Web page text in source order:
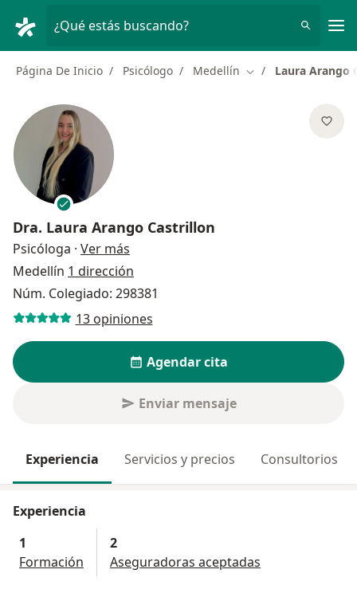
¿Qué estás buscando?
Página De Inicio Psicólogo Medellín Cambiar de ciudad
Laura Arango
Dra. Laura Arango Castrillon
Psicóloga · Ver más
Medellín 1 dirección
Núm. Colegiado: 298381
13 opiniones
Agendar cita
Enviar mensaje
Experiencia Servicios y precios Consultorios
Experiencia
1
Formación
2
Aseguradoras aceptadas